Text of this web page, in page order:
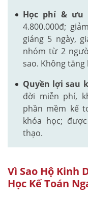
Học phí & ưu
4.800.000đ;
giảng 5 ngày,
nhóm từ 2
sao. Không
Quyền lợi sau
đời miễn phí,
phần mềm kế
khóa học;
thạo.
Vì Sao Hộ Kinh
Học Kế Toán